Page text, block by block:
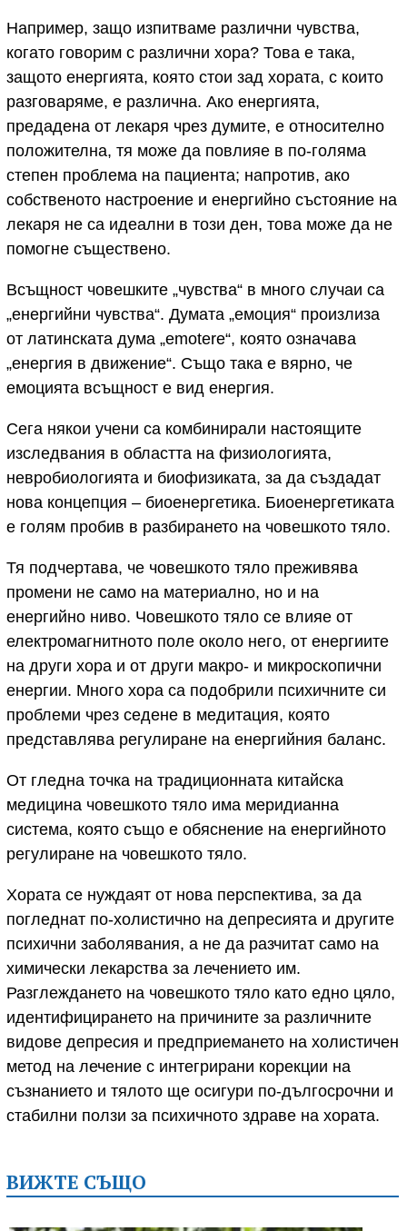
Например, защо изпитваме различни чувства,
когато говорим с различни хора? Това е така,
защото енергията, която стои зад хората, с които
разговаряме, е различна. Ако енергията,
предадена от лекаря чрез думите, е относително
положителна, тя може да повлияе в по-голяма
степен проблема на пациента; напротив, ако
собственото настроение и енергийно състояние на
лекаря не са идеални в този ден, това може да не
помогне съществено.
Всъщност човешките „чувства“ в много случаи са
„енергийни чувства“. Думата „емоция“ произлиза
от латинската дума „emotere“, която означава
„енергия в движение“. Също така е вярно, че
емоцията всъщност е вид енергия.
Сега някои учени са комбинирали настоящите
изследвания в областта на физиологията,
невробиологията и биофизиката, за да създадат
нова концепция – биоенергетика. Биоенергетиката
е голям пробив в разбирането на човешкото тяло.
Тя подчертава, че човешкото тяло преживява
промени не само на материално, но и на
енергийно ниво. Човешкото тяло се влияе от
електромагнитното поле около него, от енергиите
на други хора и от други макро- и микроскопични
енергии. Много хора са подобрили психичните си
проблеми чрез седене в медитация, която
представлява регулиране на енергийния баланс.
От гледна точка на традиционната китайска
медицина човешкото тяло има меридианна
система, която също е обяснение на енергийното
регулиране на човешкото тяло.
Хората се нуждаят от нова перспектива, за да
погледнат по-холистично на депресията и другите
психични заболявания, а не да разчитат само на
химически лекарства за лечението им.
Разглеждането на човешкото тяло като едно цяло,
идентифицирането на причините за различните
видове депресия и предприемането на холистичен
метод на лечение с интегрирани корекции на
съзнанието и тялото ще осигури по-дългосрочни и
стабилни ползи за психичното здраве на хората.
ВИЖТЕ СЪЩО